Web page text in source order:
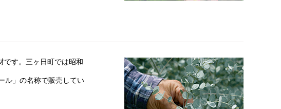
です。三ヶ日町では昭和
ル」の名称で販売してい